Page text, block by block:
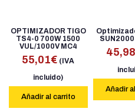
OPTIMIZADOR TIGO
TS4-0 700W 1500
VUL/1000V MC4
55,01€ (IVA
incluido)
Añadir al carrito
45,98
Añadir